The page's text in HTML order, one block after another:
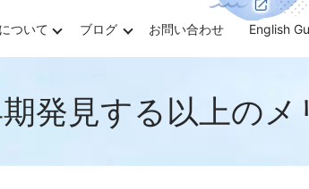
ついて ブログ お問い合わせ English
発見する以上のメ